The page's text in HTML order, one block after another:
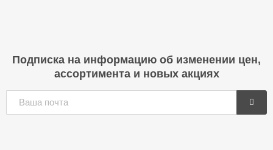
Подписка на информацию об изменении цен,
ассортимента и новых акциях